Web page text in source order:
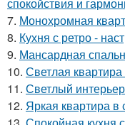
7. Монохромная
8. Кухня с ретро -
9. Мансардная
10. Светлая
11. Светлый
12. Яркая квартира в